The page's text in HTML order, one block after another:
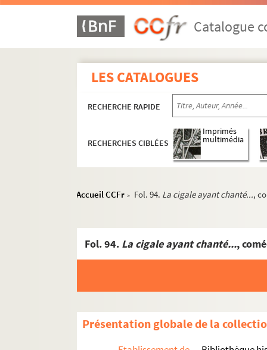
Catalogue
LES CATALOGUES
RECHERCHE RAPIDE
RECHERCHES CIBLÉES
Imprimés
multimédia
Accueil CCFr > Fol. 94. La cigale ayant chanté...,
Fol. 94. La cigale ayant chanté...,
Présentation globale de la